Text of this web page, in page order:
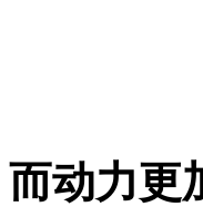
而动力更